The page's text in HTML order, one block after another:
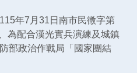
年7月31日南市民徵字第
為配合漢光實兵演練及城鎮
部政治作戰局「國家團結